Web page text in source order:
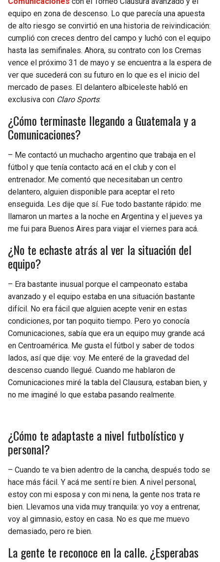
VIKINGS
FALCONS
PANTHERS
SAINTS
BUCCANEERS
THUNDER
TRAIL BLAZERS
JAZZ
equipo en zona de descenso. Lo que parecía una apuesta
de alto riesgo se convirtió en una historia de reivindicación:
cumplió con creces dentro del campo y luchó con el equipo
hasta las semifinales. Ahora, su contrato con los Cremas
vence el próximo 31 de mayo y se encuentra a la espera de
ver que sucederá con su futuro en lo que es el inicio del
mercado de pases. El delantero albiceleste habló en
exclusiva con Claro Sports:
¿Cómo terminaste llegando a Guatemala y a
Comunicaciones?
– Me contactó un muchacho argentino que trabaja en el
fútbol y que tenía contacto acá en el club y con el
entrenador. Me comentó que necesitaban un centro
delantero, alguien disponible para aceptar el reto
enseguida. Les dije que sí. Fue todo bastante rápido: me
llamaron un martes a la noche en Argentina y el jueves ya
me fui para Buenos Aires para viajar el viernes para acá.
¿No te echaste atrás al ver la situación del
equipo?
– Era bastante inusual porque el campeonato estaba
avanzado y el equipo estaba en una situación bastante
difícil. No era fácil que alguien acepte venir en estas
condiciones, por tan poquito tiempo. Pero yo conocía
Comunicaciones, sabía que era un equipo muy grande acá
en Centroamérica. Me gusta el fútbol y saber de todos
lados, así que dije: voy. Me enteré de la gravedad del
descenso cuando llegué. Cuando me hablaron de
Comunicaciones miré la tabla del Clausura, estaban bien, y
no me imaginé lo que estaba pasando realmente.
¿Cómo te adaptaste a nivel futbolístico y
personal?
– Cuando te va bien adentro de la cancha, después todo se
hace más fácil. Y acá me sentí re bien. A nivel personal,
estoy con mi esposa y con mi nena, la gente nos trata re
bien. Llevamos una vida muy tranquila: yo voy a entrenar,
voy al gimnasio, estoy en casa. No es que me muevo
demasiado, pero re bien.
La gente te reconoce en la calle. ¿Esperabas